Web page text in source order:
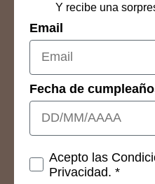
Y recibe una
Email
Fecha de
Consetimientos
Acepto las
Privacidad. *